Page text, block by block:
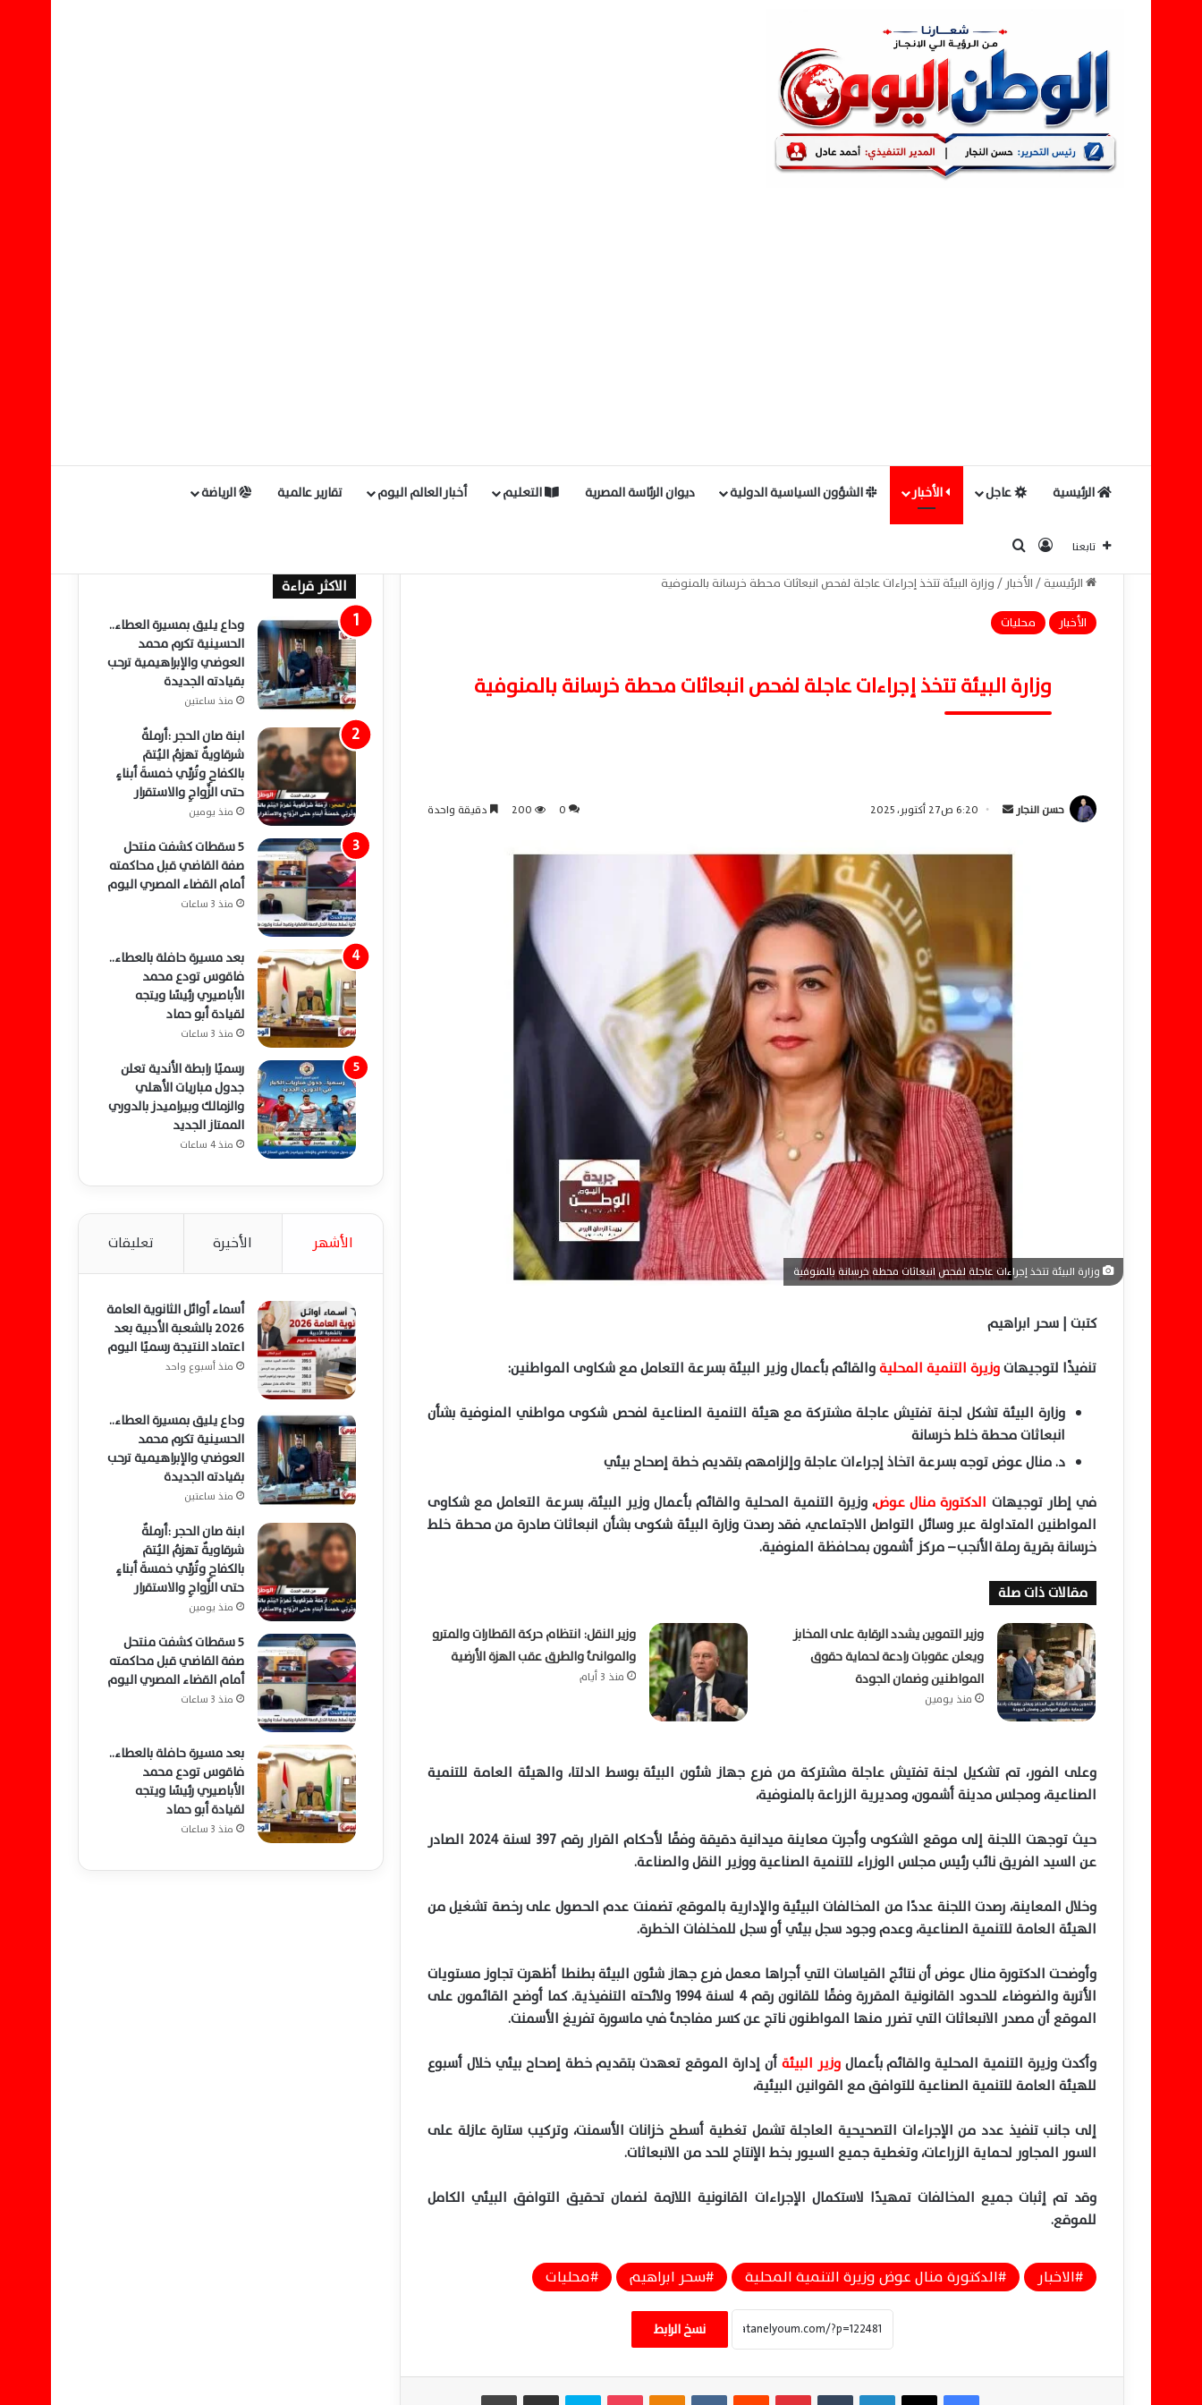
الرئيسية عاجل الأخبار الشؤون السياسية الدولية ديوان الرئاسة المصرية التعليم أخبار العالم اليوم تقارير عالمية الرياضة
تابعنا تسجيل الدخول
الرئيسية/الأخبار /وزارة البيئة تتخذ إجراءات عاجلة لفحص انبعاثات محطة خرسانة بالمنوفية
الأخبار
محليات
وزارة البيئة تتخذ إجراءات عاجلة لفحص انبعاثات محطة خرسانة بالمنوفية
حسن النجار
س
د
إ
ل
ت
ر
و
ن
6:20 ص27 أكتوبر، 2025 0
200 دقيقة واحدة
وزارة البيئة تتخذ إجراءات عاجلة لفحص انبعاثات محطة خرسانة بالمنوفية
كتبت | سحر ابراهيم
تنفيذًا لتوجيهاتوزيرة التنمية المحليةوالقائم بأعمال وزير البيئة بسرعة التعامل مع شكاوى المواطنين:
وزارة البيئة تشكل لجنة تفتيش عاجلة مشتركة مع هيئة التنمية الصناعية لفحص شكوى مواطني المنوفية بشأن
انبعاثات محطة خلط خرسانة
د. منال عوض توجه بسرعة اتخاذ إجراءات عاجلة وإلزامهم بتقديم خطة إصحاح بيئي
في إطار توجيهات الدكتورة منال عوض، وزيرة التنمية المحلية والقائم بأعمال وزير البيئة، بسرعة التعامل مع شكاوى
المواطنين المتداولة عبر وسائل التواصل الاجتماعي، فقد رصدت وزارة البيئة شكوى بشأن انبعاثات صادرة من محطة خلط
خرسانة بقرية رملة الأنجب – مركز أشمون بمحافظة المنوفية.
مقالات ذات صلة
وزير التموين يشدد الرقابة على المخابز
ويعلن عقوبات رادعة لحماية حقوق
المواطنين وضمان الجودة
منذ يومين
وزير النقل: انتظام حركة القطارات والمترو
والموانئ والطرق عقب الهزة الأرضية
منذ 3 أيام
وعلى الفور، تم تشكيل لجنة تفتيش عاجلة مشتركة من فرع جهاز شئون البيئة بوسط الدلتا، والهيئة العامة للتنمية
الصناعية، ومجلس مدينة أشمون، ومديرية الزراعة بالمنوفية،
حيث توجهت اللجنة إلى موقع الشكوى وأجرت معاينة ميدانية دقيقة وفقًا لأحكام القرار رقم 397 لسنة 2024 الصادر
عن السيد الفريق نائب رئيس مجلس الوزراء للتنمية الصناعية ووزير النقل والصناعة.
وخلال المعاينة، رصدت اللجنة عددًا من المخالفات البيئية والإدارية بالموقع، تضمنت عدم الحصول على رخصة تشغيل من
الهيئة العامة للتنمية الصناعية، وعدم وجود سجل بيئي أو سجل للمخلفات الخطرة.
وأوضحت الدكتورة منال عوض أن نتائج القياسات التي أجراها معمل فرع جهاز شئون البيئة بطنطا أظهرت تجاوز مستويات
الأتربة والضوضاء للحدود القانونية المقررة وفقًا للقانون رقم 4 لسنة 1994 ولائحته التنفيذية. كما أوضح القائمون على
الموقع أن مصدر الانبعاثات التي تضرر منها المواطنون ناتج عن كسر مفاجئ في ماسورة تفريغ الأسمنت.
وأكدت وزيرة التنمية المحلية والقائم بأعمالوزير البيئة أن إدارة الموقع تعهدت بتقديم خطة إصحاح بيئي خلال أسبوع
للهيئة العامة للتنمية الصناعية للتوافق مع القوانين البيئية،
إلى جانب تنفيذ عدد من الإجراءات التصحيحية العاجلة تشمل تغطية أسطح خزانات الأسمنت، وتركيب ستارة عازلة على
السور المجاور لحماية الزراعات، وتغطية جميع السيور بخط الإنتاج للحد من الانبعاثات.
وقد تم إثبات جميع المخالفات تمهيدًا لاستكمال الإجراءات القانونية اللازمة لضمان تحقيق التوافق البيئي الكامل
للموقع.
الاخبار الدكتورة منال عوض وزيرة التنمية المحلية سحر ابراهيم محليات
نسخ الرابط
فيسبوك ‫X لينكدإن بينتيريست ‏VKontakte سكايب مشاركة عبر البريد
بدء تطبيق منظومة الخصم المباشر للخبز
اليوم.. تعرف على السعر والحصة الرسمية
للمواطن
الاكثر قراءة
وداع يليق بمسيرة العطاء..
الحسينية تكرم محمد
العوضي والإبراهيمية ترحب
بقيادته الجديدة
منذ ساعتين
ابنة صان الحجر :أرملةٌ
شرقاويةٌ تهزمُ اليُتمَ
بالكفاحِ وتُربِّي خمسةَ أبناءٍ
حتى الزَّواجِ والاستقرار
منذ يومين
5 سقطات كشفت منتحل
صفة القاضي قبل محاكمته
أمام القضاء المصري اليوم
منذ 3 ساعات
بعد مسيرة حافلة بالعطاء..
فاقوس تودع محمد
الأباصيري رئيسًا ويتجه
لقيادة أبو حماد
منذ 3 ساعات
رسميًا رابطة الأندية تعلن
جدول مباريات الأهلي
والزمالك وبيراميدز بالدوري
الممتاز الجديد
منذ 4 ساعات
الأشهر الأخيرة تعليقات
أسماء أوائل الثانوية العامة
2026 بالشعبة الأدبية بعد
اعتماد النتيجة رسميًا اليوم
منذ أسبوع واحد
وداع يليق بمسيرة العطاء..
الحسينية تكرم محمد
العوضي والإبراهيمية ترحب
بقيادته الجديدة
منذ ساعتين
ابنة صان الحجر :أرملةٌ
شرقاويةٌ تهزمُ اليُتمَ
بالكفاحِ وتُربِّي خمسةَ أبناءٍ
حتى الزَّواجِ والاستقرار
منذ يومين
5 سقطات كشفت منتحل
صفة القاضي قبل محاكمته
أمام القضاء المصري اليوم
منذ 3 ساعات
بعد مسيرة حافلة بالعطاء..
فاقوس تودع محمد
الأباصيري رئيسًا ويتجه
لقيادة أبو حماد
منذ 3 ساعات